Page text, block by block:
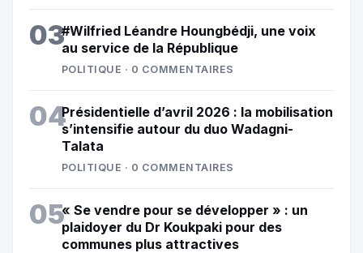
03#Wilfried Léandre Houngbédji, une voix
au service de la République
POLITIQUE · 0 COMMENTAIRES
04Présidentielle d’avril 2026 : la mobilisation
s’intensifie autour du duo Wadagni-
Talata
POLITIQUE · 0 COMMENTAIRES
05« Se vendre pour se développer » : un
plaidoyer du Dr Koukpaki pour des
communes plus attractives